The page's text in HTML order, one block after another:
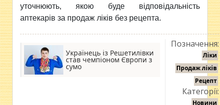
уточнюють, якою буде відповідальність
аптекарів за продаж ліків без рецепта.
Українець із Решетилівки
став чемпіоном Європи з
сумо
Позначення:
Ліки
Продаж ліків
Рецепт
Категорії:
Новини